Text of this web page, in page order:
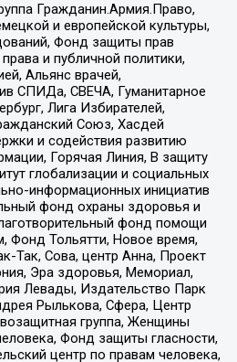
Гражданин.Армия.Право,
и европейской культуры,
Фонд защиты прав
и публичной политики,
Альянс врачей,
СПИДа, СВЕЧА, Гуманитарное
Лига Избирателей,
Союз, Хасдей
и содействия развитию
Горячая Линия, В защиту
глобализации и социальных
информационных инициатив
фонд охраны здоровья и
фонд помощи
Фонд Тольятти, Новое время,
Так, Сова, центр Анна, Проект
Эра здоровья, Мемориал,
Левады, Издательство Парк
Рылькова, Сфера, Центр
группа, Женщины
Фонд защиты гласности,
центр по правам человека,